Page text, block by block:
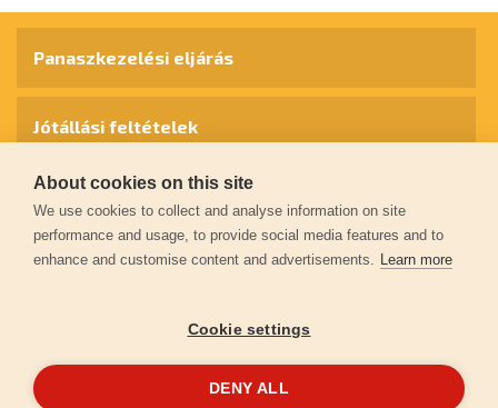
Panaszkezelési eljárás
Jótállási feltételek
Személyes adatok védelme
Kapcsolat
Garancia regisztráció
About cookies on this site
We use cookies to collect and analyse information on site
performance and usage, to provide social media features and to
enhance and customise content and advertisements. Learn more
Cookie settings
DENY ALL